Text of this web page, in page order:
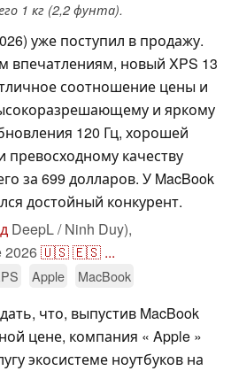
1 кг (2,2 фунта).
уже поступил в продажу.
впечатлениям, новый XPS 13
соотношение цены и
и яркому
120 Гц, хорошей
превосходному качеству
за 699 долларов. У MacBook
достойный конкурент.
DeepL / Ninh Duy),
2026🇺🇸🇪🇸 ...
Apple MacBook
что, выпустив MacBook
цене, компания « Apple »
экосистеме ноутбуков на